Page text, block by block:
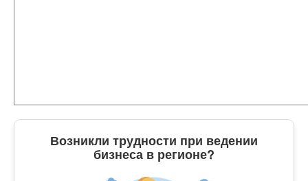
Возникли трудности при ведении
бизнеса в регионе?